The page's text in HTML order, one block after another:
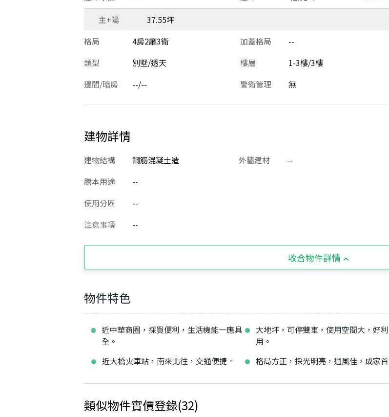
主+陽
37.55坪
格局
4房2廳3衛 加蓋格局 --
類型
別墅/透天 樓層 1-3樓/3樓
邊間/暗房 --/-- 警衛管理 無
建物詳情
建物結構 鋼筋混凝土造 外牆建材 --
謄本用途
--
使用分區
--
注意事項
--
收合物件詳情
物件特色
近中華商圈，採買便利，生活機能一應具
全。
大地坪，可停雙車，使用空間大，好利
用。
近大橋火車站，南來北往，交通便捷。
格局方正，採光明亮，通風佳，成家首
類似物件實價登錄(32)